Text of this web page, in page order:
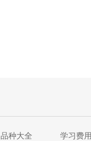
品种大全 学习费用